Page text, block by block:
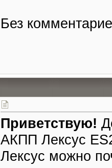
Без
Приветствую!
АКПП Лексус
Лексус можно